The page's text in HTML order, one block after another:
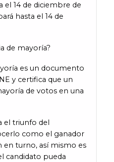
el 14 de diciembre de
hasta el 14 de
de mayoría?
es un documento
y certifica que un
de votos en una
el triunfo del
como el ganador
en turno, así mismo es
candidato pueda